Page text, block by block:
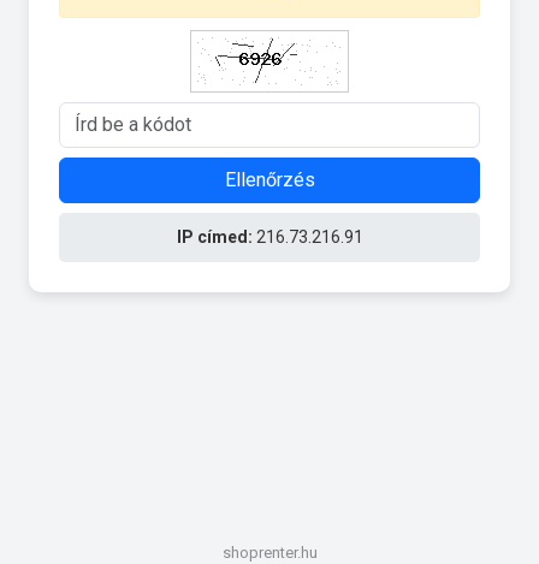
Ellenőrzés
IP címed: 216.73.216.91
shoprenter.hu